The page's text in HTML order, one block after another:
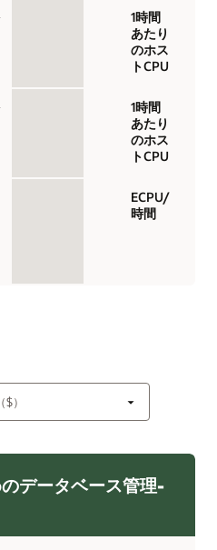
1時間
あたり
のホス
トCPU
1時間
あたり
のホス
トCPU
ECPU/
時間
データベース管理-